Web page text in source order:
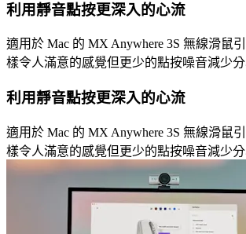
利用靜音點按更深入的心流
適用於 Mac 的 MX Anywhere 3S 無線滑鼠
樣令人滿意的感覺但更少的點按噪音減少
利用靜音點按更深入的心流
適用於 Mac 的 MX Anywhere 3S 無線滑鼠
樣令人滿意的感覺但更少的點按噪音減少